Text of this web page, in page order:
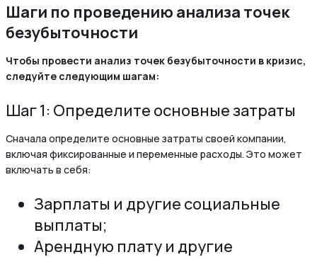
Шаги по проведению анализа точек
безубыточности
Чтобы провести анализ точек безубыточности в кризис,
следуйте следующим шагам:
Шаг 1: Определите основные затраты
Сначала определите основные затраты своей компании,
включая фиксированные и переменные расходы. Это может
включать в себя:
Зарплаты и другие социальные
выплаты;
Арендную плату и другие